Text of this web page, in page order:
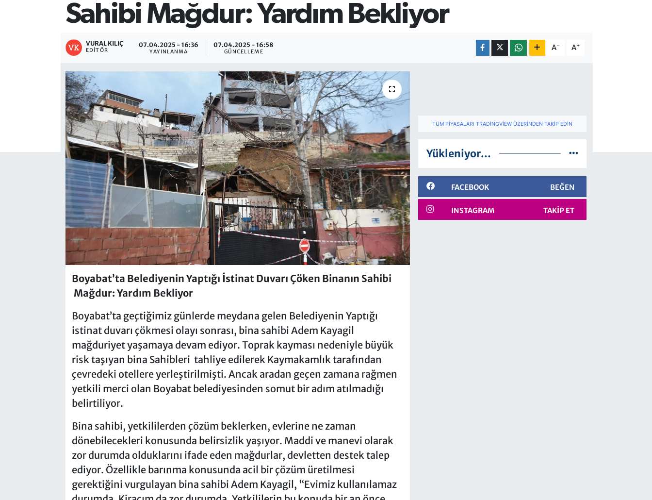
Sahibi Mağdur: Yardım Bekliyor
VURAL KILIÇ
EDITÖR
07.04.2025 - 16:36
YAYINLANMA
07.04.2025 - 16:58
GÜNCELLEME A- A+
Boyabat’ta Belediyenin Yaptığı İstinat Duvarı Çöken Binanın Sahibi
Mağdur: Yardım Bekliyor
Boyabat’ta geçtiğimiz günlerde meydana gelen Belediyenin Yaptığı
istinat duvarı çökmesi olayı sonrası, bina sahibi Adem Kayagil
mağduriyet yaşamaya devam ediyor. Toprak kayması nedeniyle büyük
risk taşıyan bina Sahibleri tahliye edilerek Kaymakamlık tarafından
çevredeki otellere yerleştirilmişti. Ancak aradan geçen zamana rağmen
yetkili merci olan Boyabat belediyesinden somut bir adım atılmadığı
belirtiliyor.
Bina sahibi, yetkililerden çözüm beklerken, evlerine ne zaman
dönebilecekleri konusunda belirsizlik yaşıyor. Maddi ve manevi olarak
zor durumda olduklarını ifade eden mağdurlar, devletten destek talep
ediyor. Özellikle barınma konusunda acil bir çözüm üretilmesi
gerektiğini vurgulayan bina sahibi Adem Kayagil, “Evimiz kullanılamaz
TÜM PIYASALARI TRADINGVIEW ÜZERINDEN TAKIP EDIN
Yükleniyor...
FACEBOOK BEĞEN
INSTAGRAM TAKIP ET